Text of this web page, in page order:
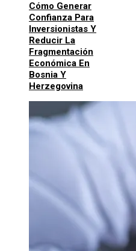
Cómo Generar
Confianza Para
Inversionistas Y
Reducir La
Fragmentación
Económica En
Bosnia Y
Herzegovina